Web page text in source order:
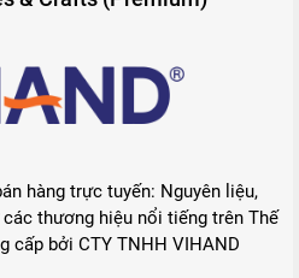
nhiên cho ngành công nghiệp
cứu các thành phần khác
lượng và hiệu suất của
1 thành phần mới trong 1 ấn
ghi nhận thành công của
cho Sakura giải thường nhà phát
hàng trực tuyến: Nguyên liệu,
thương hiệu nổi tiếng trên Thế
cấp bởi CTY TNHH VIHAND